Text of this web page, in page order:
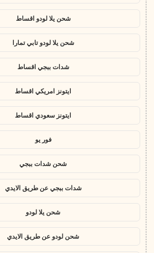
شحن يلا لودو اقساط
شحن يلا لودو تابي تمارا
شدات ببجي اقساط
ايتونز امريكي اقساط
ايتونز سعودي اقساط
فور يو
شحن شدات ببجي
شدات ببجي عن طريق الايدي
شحن يلا لودو
شحن لودو عن طريق الايدي